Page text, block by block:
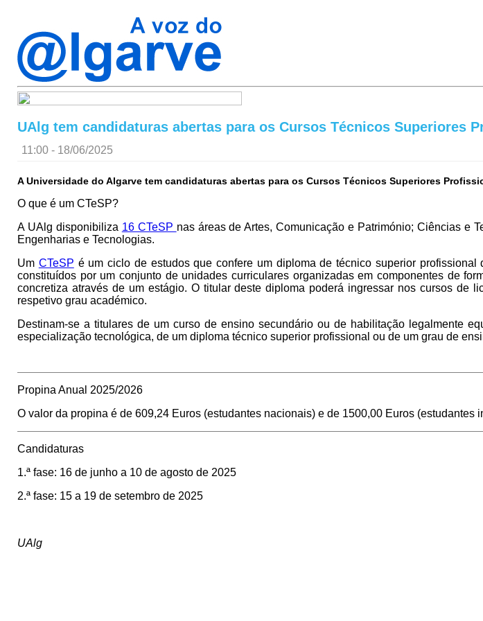
UAlg tem candidaturas abertas para os Cursos Técnicos Superiores
11:00 - 18/06/2025
A Universidade do Algarve tem candidaturas abertas para os Cursos Técnicos Superiores
O que é um CTeSP?
A UAlg disponibiliza 16 CTeSP nas áreas de Artes, Comunicação e Património; Ciências e
Engenharias e Tecnologias.
Um CTeSP é um ciclo de estudos que confere um diploma de técnico superior
constituídos por um conjunto de unidades curriculares organizadas em componentes de
concretiza através de um estágio. O titular deste diploma poderá ingressar nos cursos
respetivo grau académico.
Destinam-se a titulares de um curso de ensino secundário ou de habilitação legalmente
especialização tecnológica, de um diploma técnico superior profissional ou de um grau de
Propina Anual 2025/2026
O valor da propina é de 609,24 Euros (estudantes nacionais) e de 1500,00 Euros
Candidaturas
1.ª fase: 16 de junho a 10 de agosto de 2025
2.ª fase: 15 a 19 de setembro de 2025
UAlg